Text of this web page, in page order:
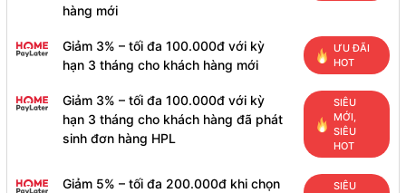
hàng mới
Giảm 3% – tối đa 100.000đ với kỳ
hạn 3 tháng cho khách hàng mới
ƯU ĐÃI
HOT
Giảm 3% – tối đa 100.000đ với kỳ
hạn 3 tháng cho khách hàng đã phát
sinh đơn hàng HPL
SIÊU
MỚI,
SIÊU
HOT
Giảm 5% – tối đa 200.000đ khi chọn
SIÊU